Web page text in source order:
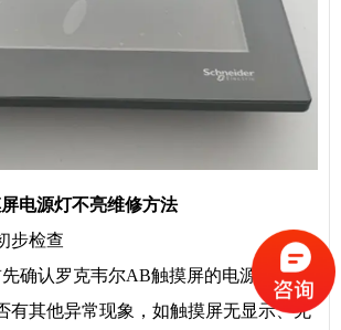
电源灯不亮维修方法
步检查
确认罗克韦尔AB触摸屏的电源灯确实
有其他异常现象，如触摸屏无显示、无